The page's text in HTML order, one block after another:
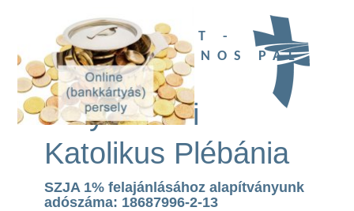
UBI DEUS EST -
SZENT II. JÁNOS PÁL
TEMPLOM
Páty Római
Katolikus Plébánia
SZJA 1% felajánlásához alapítványunk
adószáma: 18687996-2-13